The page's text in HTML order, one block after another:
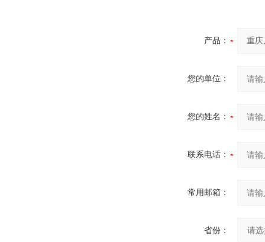
产品：
您的单位：
您的姓名：
联系电话：
常用邮箱：
省份：